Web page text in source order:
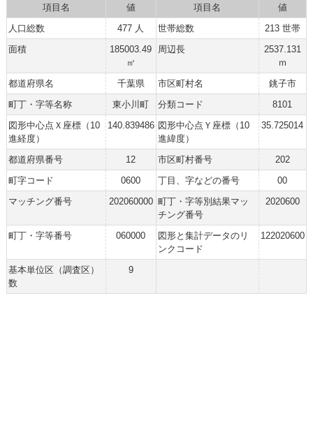
項目名 値 項目名
値
人口総数
477 人 世帯総数
213 世帯
面積
185003.49
㎡
周辺長
2537.131
ｍ
都道府県名
千葉県 市区町村名
銚子市
町丁・字等名称
東小川町 分類コード
8101
図形中心点Ｘ座標（10
進経度）
140.839486 図形中心点Ｙ座標（10
進緯度）
35.725014
都道府県番号 12 市区町村番号
202
町字コード
0600 丁目、字などの番号
00
マッチング番号
202060000 町丁・字等別結果マッ
チング番号
2020600
町丁・字等番号 060000
図形と集計データのリ
ンクコード
122020600
基本単位区（調査区）
数
9